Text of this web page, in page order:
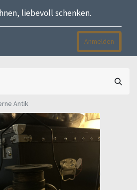
liebevoll schenken.
Anmelden
Antik